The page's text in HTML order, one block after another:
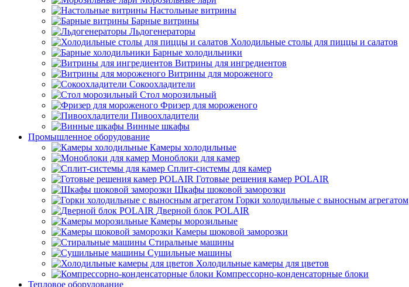
Настольные витрины
Барные витрины
Льдогенераторы
Холодильные столы для пиццы и салатов
Барные холодильники
Витрины для ингредиентов
Витрины для мороженого
Сокоохладители
Стол морозильный
Фризер для мороженого
Пивоохладители
Винные шкафы
Промышленное оборудование
Камеры холодильные
Моноблоки для камер
Сплит-системы для камер
Готовые решения камер POLAIR
Шкафы шоковой заморозки
Горки холодильные с выносным агрегатом
Дверной блок POLAIR
Камеры морозильные
Камеры шоковой заморозки
Стиральные машины
Сушильные машины
Холодильные камеры для цветов
Компрессорно-конденсаторные блоки
Тепловое оборудование